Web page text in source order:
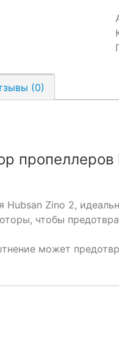
(0)
пропеллеров
Hubsan Zino 2,
чтобы
может